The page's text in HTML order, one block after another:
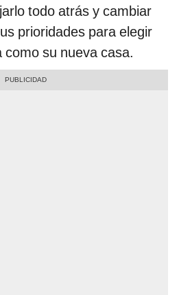
todo atrás y cambiar
prioridades para elegir
su nueva casa.